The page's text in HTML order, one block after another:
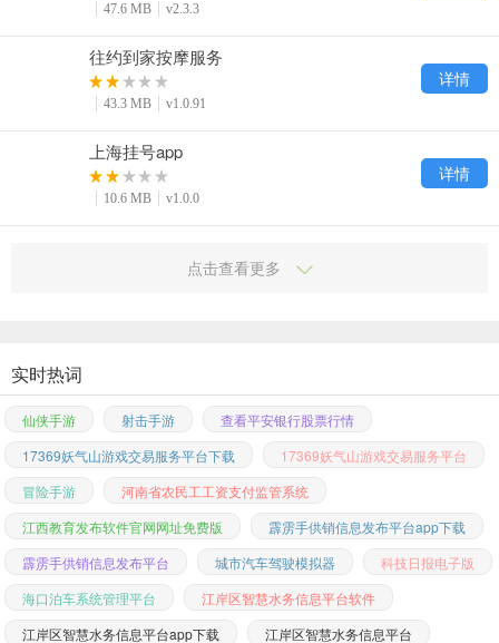
47.6 MB v2.3.3
往约到家按摩服务
43.3 MB v1.0.91
详情
上海挂号app
10.6 MB v1.0.0
详情
点击查看更多
实时热词
仙侠手游 射击手游
查看平安银行股票行情
17369妖气山游戏交易服务平台下载
17369妖气山游戏交易服务平台
冒险手游
河南省农民工工资支付监管系统
江西教育发布软件官网网址免费版
霹雳手供销信息发布平台app下载
霹雳手供销信息发布平台
城市汽车驾驶模拟器
科技日报电子版
海口泊车系统管理平台
江岸区智慧水务信息平台软件
江岸区智慧水务信息平台app下载
江岸区智慧水务信息平台